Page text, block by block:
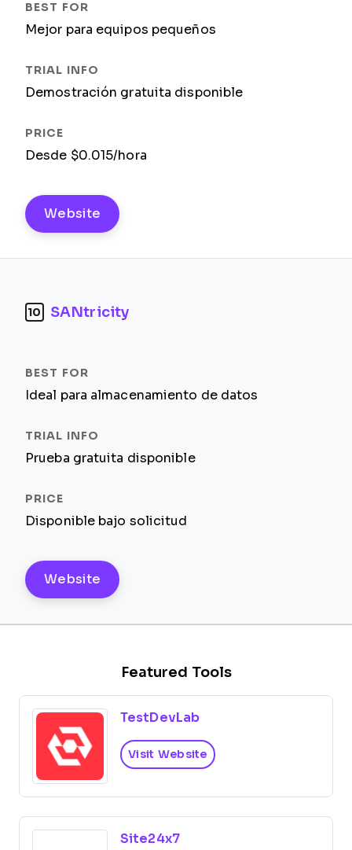
Mejor para equipos pequeños
Demostración gratuita disponible
Desde $0.015/hora
Website
10 SANtricity
Ideal para almacenamiento de datos
Prueba gratuita disponible
Disponible bajo solicitud
Website
Featured Tools
TestDevLab
Visit Website
Site24x7